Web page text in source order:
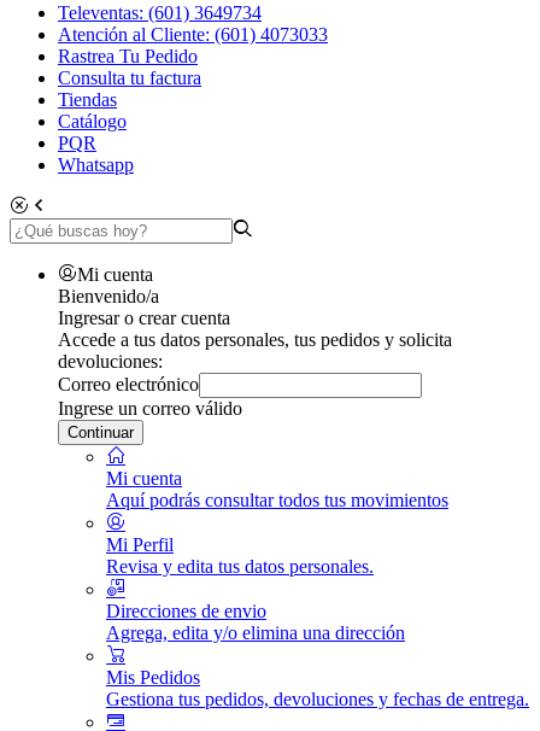
Televentas: (601) 3649734
Atención al Cliente: (601) 4073033
Rastrea Tu Pedido
Consulta tu factura
Tiendas
Catálogo
PQR
Whatsapp
Mi cuenta
Bienvenido/a
Ingresar o crear cuenta
Accede a tus datos personales, tus pedidos y solicita
devoluciones:
Correo electrónico
Ingrese un correo válido
Continuar
Mi cuenta
Aquí podrás consultar todos tus movimientos
Mi Perfil
Revisa y edita tus datos personales.
Direcciones de envio
Agrega, edita y/o elimina una dirección
Mis Pedidos
Gestiona tus pedidos, devoluciones y fechas de entrega.